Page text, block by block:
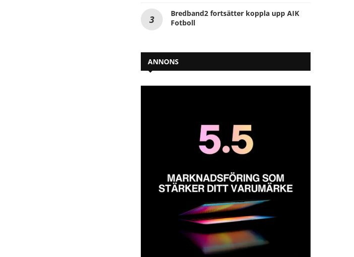
Bredband2 fortsätter koppla upp AIK
Fotboll
ANNONS